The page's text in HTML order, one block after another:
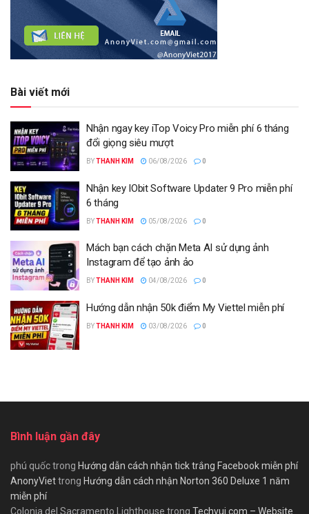
Bài viết mới
Nhận ngay key iTop Voicy Pro miễn phí 6 tháng
đổi giọng siêu mượt
BYTHANH KIM 06/08/2026 0
Nhận key IObit Software Updater 9 Pro miễn phí
6 tháng
BYTHANH KIM 05/08/2026 0
Mách bạn cách chặn Meta AI sử dụng ảnh
Instagram để tạo ảnh ảo
BYTHANH KIM 04/08/2026 0
Hướng dẫn nhận 50k điểm My Viettel miễn phí
BYTHANH KIM 03/08/2026 0
Bình luận gần đây
phú quốctrong Hướng dẫn cách nhận tick trắng Facebook miễn phí
AnonyViettrong Hướng dẫn cách nhận Norton 360 Deluxe 1 năm
miễn phí
Colonia del Sacramento Lighthouse trong Techvui.com – Website